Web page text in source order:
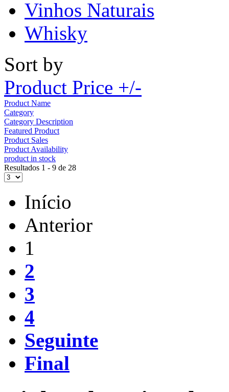
Vinhos Naturais
Whisky
Sort by
Product Price +/-
Product Name
Category
Category Description
Featured Product
Product Sales
Product Availability
product in stock
Resultados 1 - 9 de 28
Início
Anterior
1
2
3
4
Seguinte
Final